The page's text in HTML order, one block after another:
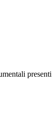
presenti